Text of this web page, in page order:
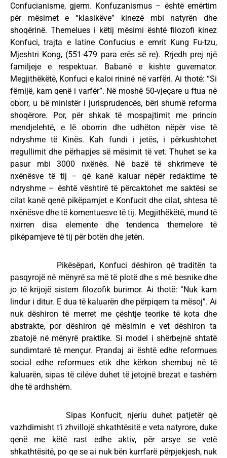
Confucianisme, gjerm. Konfuzanismus – është emërtim
për mësimet e “klasikëve” kinezë mbi natyrën dhe
shoqërinë. Themelues i këtij mësimi është filozofi kinez
Konfuci, trajta e latine Confucius e emrit Kung Fu-tzu,
Mjeshtri Kong, (551-479 para erës së re). Rrjedh prej një
familjeje e respektuar. Babanë e kishte guvernator.
Megjithëkëtë, Konfuci e kaloi rininë në varfëri. Ai thotë: “Si
fëmijë, kam qenë i varfër”. Në moshë 50-vjeçare u ftua në
oborr, u bë ministër i jurisprudencës, bëri shumë reforma
shoqërore. Por, për shkak të mospajtimit me princin
mendjelehtë, e lë oborrin dhe udhëton nëpër vise të
ndryshme të Kinës. Kah fundi i jetës, i përkushtohet
rregullimit dhe përhapjes së mësimit të vet. Thuhet se ka
pasur mbi 3000 nxënës. Në bazë të shkrimeve të
nxënësve të tij – që kanë kaluar nëpër redaktime të
ndryshme – është vështirë të përcaktohet me saktësi se
cilat kanë qenë pikëpamjet e Konfucit dhe cilat, shtesa të
nxënësve dhe të komentuesve të tij. Megjithëkëtë, mund të
nxirren disa elemente dhe tendenca themelore të
pikëpamjeve të tij për botën dhe jetën.
Pikësëpari, Konfuci dëshiron që traditën ta
pasqyrojë në mënyrë sa më të plotë dhe s më besnike dhe
jo të krijojë sistem filozofik burimor. Ai thotë: “Nuk kam
lindur i ditur. E dua të kaluarën dhe përpiqem ta mësoj”. Ai
nuk dëshiron të merret me çështje teorike të kota dhe
abstrakte, por dëshiron që mësimin e vet dëshiron ta
zbatojë në mënyrë praktike. Si model i shërbejnë shtatë
sundimtarë të mençur. Prandaj ai është edhe reformues
social edhe reformues etik dhe kërkon shembuj në të
kaluarën, sipas të cilëve duhet të jetojnë brezat e tashëm
dhe të ardhshëm.
Sipas Konfucit, njeriu duhet patjetër që
vazhdimisht t’i zhvillojë shkathtësitë e veta natyrore, duke
qenë me këtë rast edhe aktiv, për arsye se vetë
shkathtësitë, po qe se ai nuk bën kurrfarë përpjekjesh, nuk